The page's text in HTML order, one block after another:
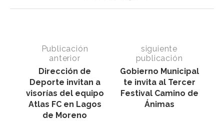
Publicación
anterior
Dirección de
Deporte invitan a
visorías del equipo
Atlas FC en Lagos
de Moreno
siguiente
publicación
Gobierno Municipal
te invita al Tercer
Festival Camino de
Ánimas